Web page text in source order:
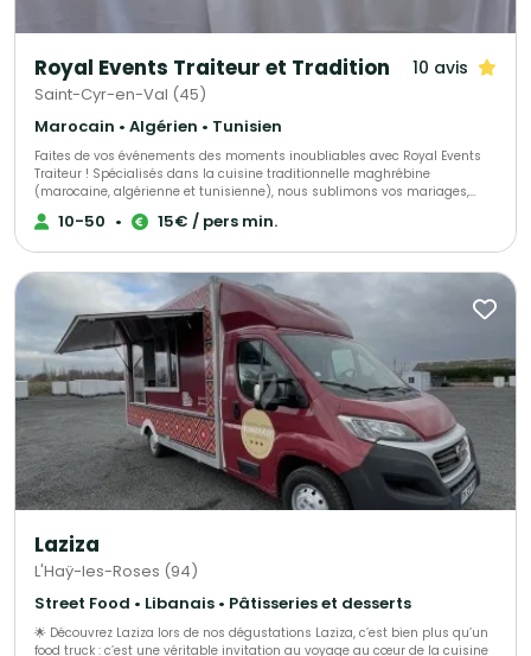
Royal Events Traiteur et Tradition 10 avis
Saint-Cyr-en-Val (45)
Marocain • Algérien • Tunisien
Faites de vos événements des moments inoubliables avec Royal Events
Traiteur ! ​Spécialisés dans la cuisine traditionnelle maghrébine
(marocaine, algérienne et tunisienne), nous sublimons vos mariages,
fiançailles, henné et grands repas de famille. ​Pour toute demande de
réservation, merci de nous contacter en précisant : ​Le nombre d'invités ​Le
authentiques !
10-50 • 15€ / pers min.
Laziza
L'Haÿ-les-Roses (94)
Street Food • Libanais • Pâtisseries et desserts
🌟 Découvrez Laziza lors de nos dégustations Laziza, c’est bien plus qu’un
food truck : c’est une véritable invitation au voyage au cœur de la cuisine